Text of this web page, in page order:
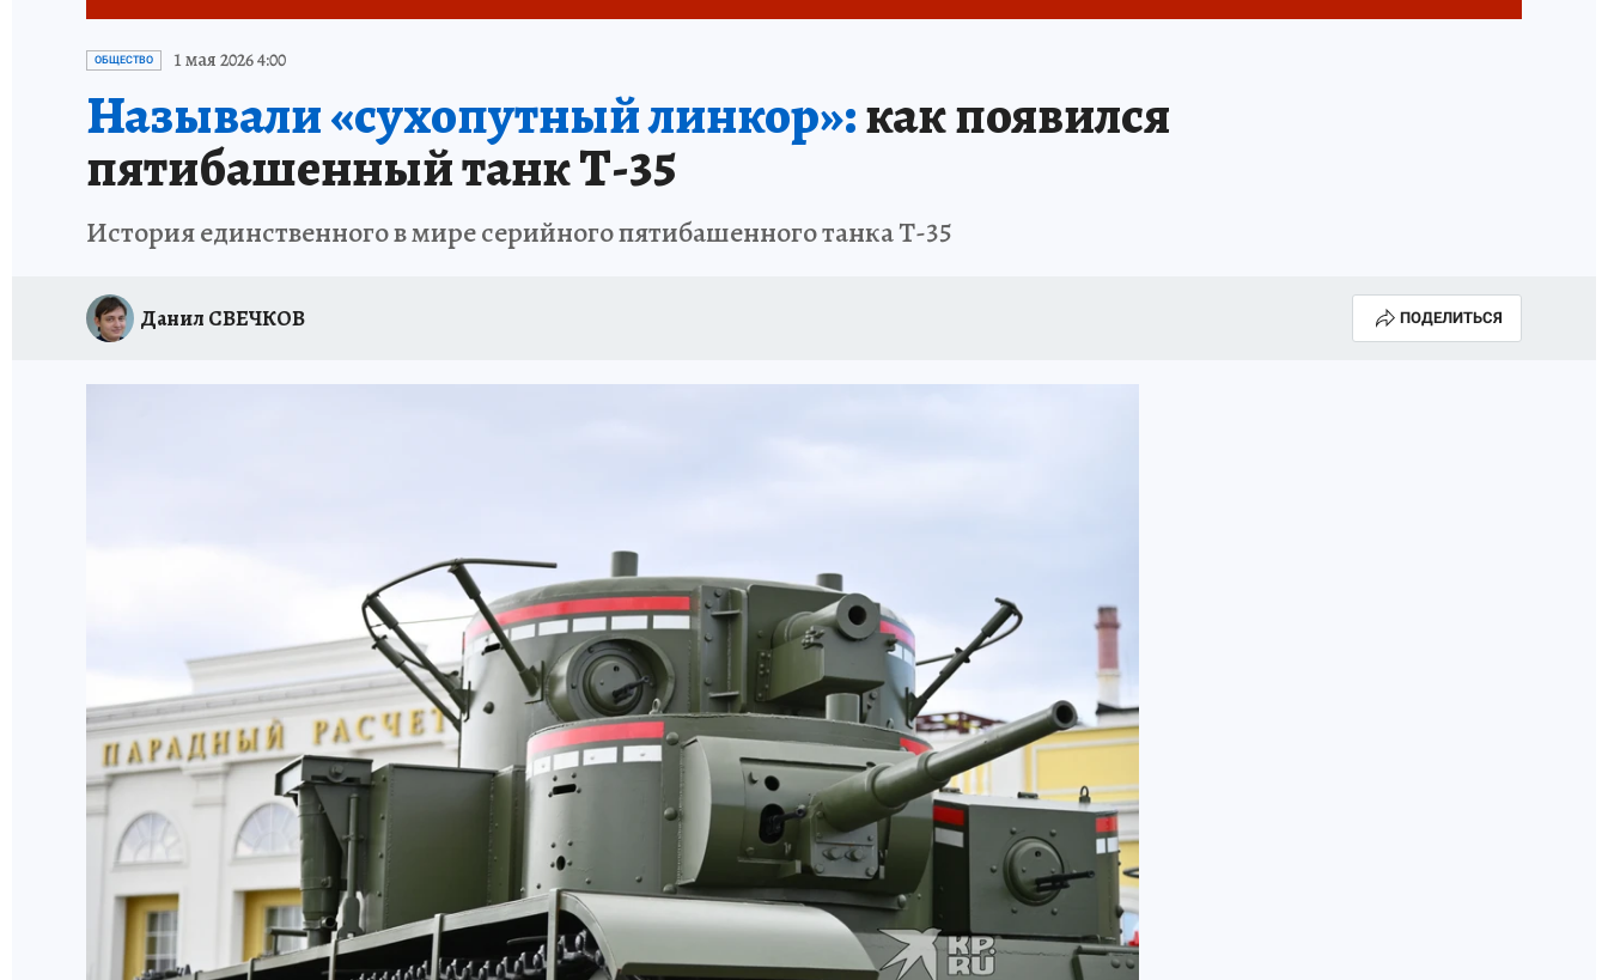
ЗАПОВЕДНАЯ РОССИЯ
ОБЩЕСТВО 1 мая 2026 4:00
Называли «сухопутный линкор»:как появился
пятибашенный танк Т-35
История единственного в мире серийного пятибашенного танка Т-35
Данил СВЕЧКОВ ПОДЕЛИТЬСЯ